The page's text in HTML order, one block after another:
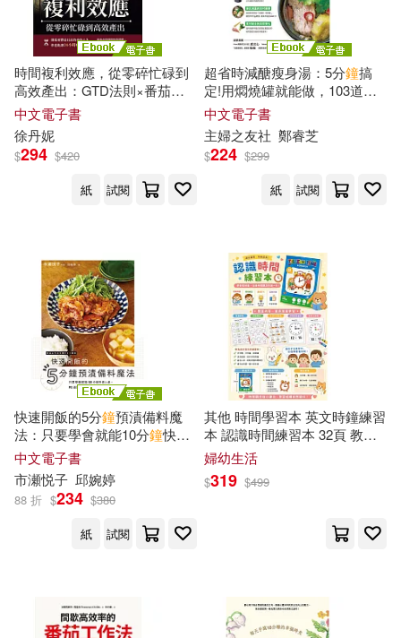
時間複利效應，從零碎忙碌到
高效產出：GTD法則×番茄時
鐘法×甘特圖×九宮格時間管理
法，打造強大自律系統，讓你
的努力成為長期優勢 (電子書)
中文電子書
徐丹妮
$294 $420
紙
試閱
超省時減醣瘦身湯：5分鐘搞
定!用燜燒罐就能做，103道湯
便當&宵夜湯，美味零負擔! (電
子書)
中文電子書
主婦之友社 鄭睿芝
$224 $299
紙
試閱
快速開飯的5分鐘預漬備料魔
法：只要學會就能10分鐘快速
上桌，92道讓你天天省時輕鬆
煮的美味提案! (電子書)
中文電子書
市瀬悦子 邱婉婷
88 折 $234 $380
紙
試閱
其他 時間學習本 英文時鐘練習
本 認識時間練習本 32頁 教學
時鐘學習
婦幼生活
$319 $499